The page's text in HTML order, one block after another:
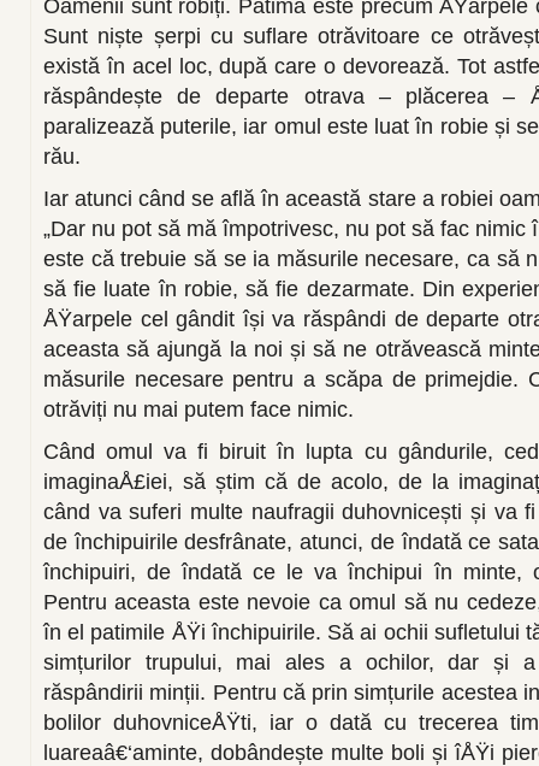
Oamenii sunt robiți. Patima este precum
Sunt niște șerpi cu suflare otrăvitoare ce
există în acel loc, după care o devorează. Tot
răspândește de departe otrava – plăcerea –
paralizează puterile, iar omul este luat în robie și
rău.
Iar atunci când se află în această stare a robiei
„Dar nu pot să mă împotrivesc, nu pot să fac nimic
este că trebuie să se ia măsurile necesare, ca să
să fie luate în robie, să fie dezarmate. Din
ÅŸarpele cel gândit își va răspândi de departe
aceasta să ajungă la noi și să ne otrăvească
măsurile necesare pentru a scăpa de primejdie.
otrăviți nu mai putem face nimic.
Când omul va fi biruit în lupta cu gândurile,
imaginaÅ£iei, să știm că de acolo, de la
când va suferi multe naufragii duhovnicești și va
de închipuirile desfrânate, atunci, de îndată ce
închipuiri, de îndată ce le va închipui în minte,
Pentru aceasta este nevoie ca omul să nu
în el patimile ÅŸi închipuirile. Să ai ochii sufletului
simțurilor trupului, mai ales a ochilor, dar și
răspândirii minții. Pentru că prin simțurile acestea
bolilor duhovniceÅŸti, iar o dată cu trecerea
luareaâ€‘aminte, dobândește multe boli și îÅŸi